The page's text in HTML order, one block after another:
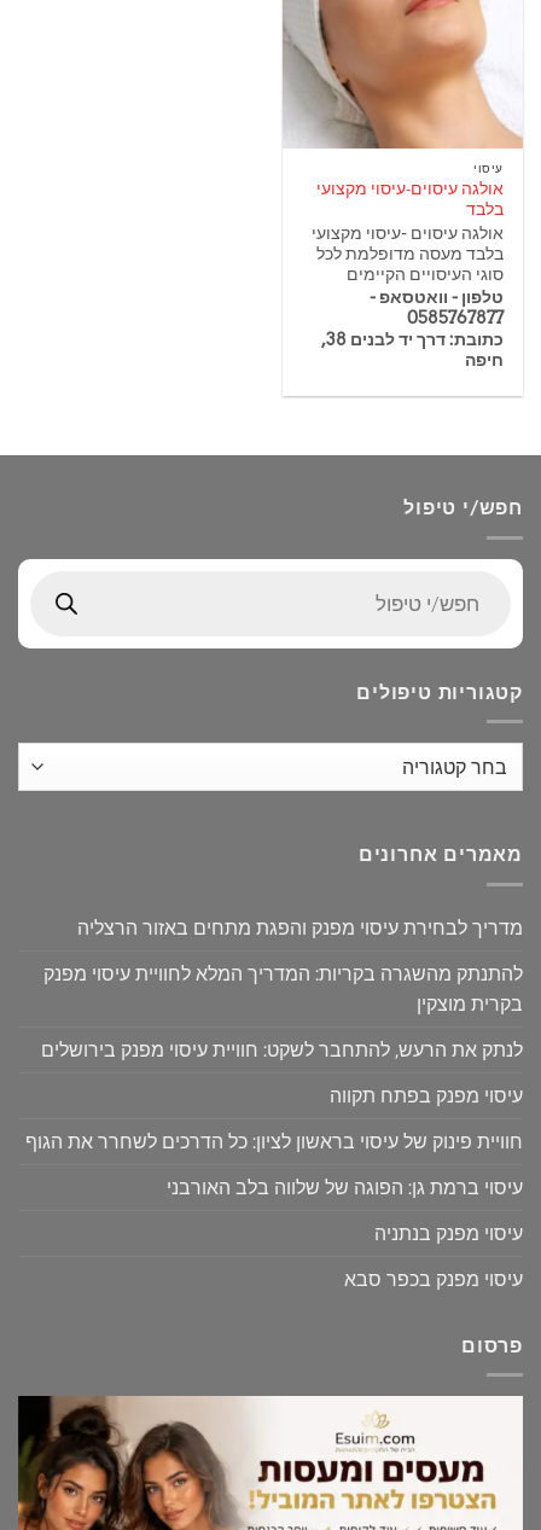
עיסוי
אולגה עיסוים-עיסוי מקצועי
בלבד
אולגה עיסוים -עיסוי מקצועי
בלבד מעסה מדופלמת לכל
סוגי העיסויים הקיימים
טלפון - וואטסאפ -
0585767877
כתובת: דרך יד לבנים 38,
חיפה
חפש/י טיפול
search
קטגוריות טיפולים
מאמרים אחרונים
מדריך לבחירת עיסוי מפנק והפגת מתחים באזור הרצליה
להתנתק מהשגרה בקריות: המדריך המלא לחוויית עיסוי מפנק
בקרית מוצקין
לנתק את הרעש, להתחבר לשקט: חוויית עיסוי מפנק בירושלים
עיסוי מפנק בפתח תקווה
חוויית פינוק של עיסוי בראשון לציון: כל הדרכים לשחרר את הגוף
עיסוי ברמת גן: הפוגה של שלווה בלב האורבני
עיסוי מפנק בנתניה
עיסוי מפנק בכפר סבא
פרסום